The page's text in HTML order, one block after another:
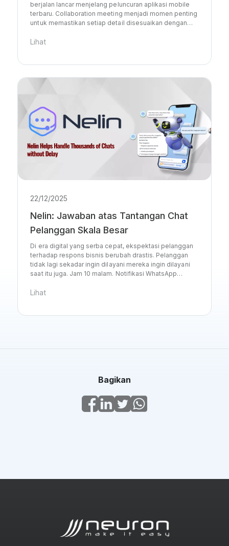
berjalan lancar menjelang peluncuran aplikasi mobile
terbaru. Collaboration meeting menjadi momen penting
untuk memastikan setiap detail disesuaikan dengan…
Lihat
22/12/2025
Nelin: Jawaban atas Tantangan Chat
Pelanggan Skala Besar
Di era digital yang serba cepat, ekspektasi pelanggan
terhadap respons bisnis berubah drastis. Pelanggan
tidak lagi sekadar ingin dilayani mereka ingin dilayani
saat itu juga. Jam 10 malam. Notifikasi WhatsApp…
Lihat
Bagikan